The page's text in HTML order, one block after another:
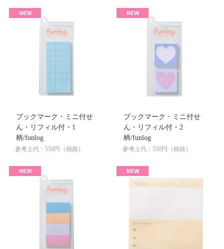
ブックマーク・ミニ付せ
ん・リフィル付・1
柄/funlog
参考上代：550円（税抜）
ブックマーク・ミニ付せ
ん・リフィル付・2
柄/funlog
参考上代：550円（税抜）